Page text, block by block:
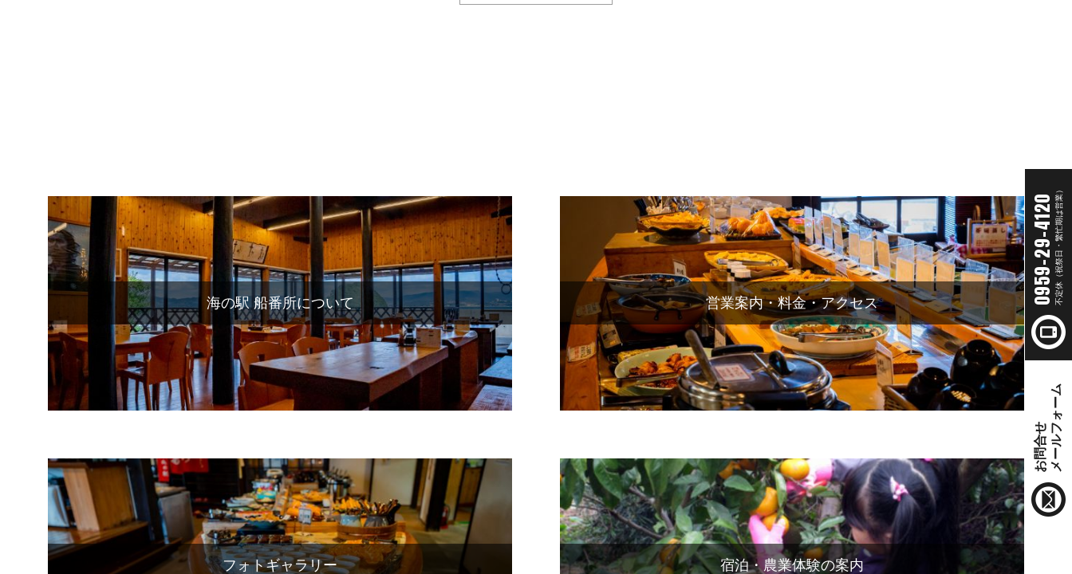
お問合せメールフォーム
0959-29-4120不定休（祝祭日・繁忙期は営業）
海の駅 船番所について 営業案内・料金・アクセス
フォトギャラリー 宿泊・農業体験の案内